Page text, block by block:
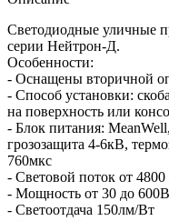
Светодиодные уличные
серии Нейтрон-Д.
Особенности:
- Оснащены вторичной
- Способ установки:
на поверхность или
- Блок питания:
грозозащита 4-6кВ,
760мкс
- Световой поток от
- Мощность от 30 до
- Светоотдача 150лм/Вт